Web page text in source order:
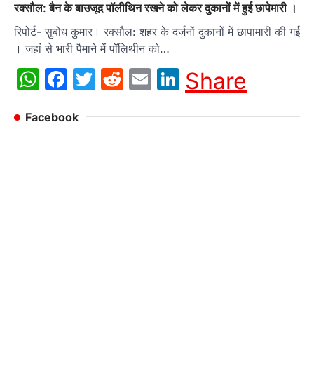
रक्सौल: बैन के बाउजूद पॉलीथिन रखने को लेकर दुकानों में हुई छापेमारी ।
रिपोर्ट- सुबोध कुमार। रक्सौल: शहर के दर्जनों दुकानों में छापामारी की गई
। जहां से भारी पैमाने में पॉलिथीन को…
WhatsApp
Facebook
Twitter
Reddit
EmailLinkedIn
Share
Facebook